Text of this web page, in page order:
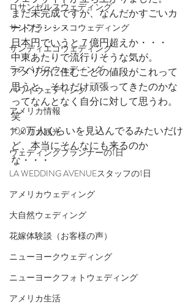
ロサンゼルスウェディング
サンフランシスコウェディング
サンディエゴウェディング
ラスベガスウェディング
ハワイウェディング
アメリカ情報
アメリカ観光
ウェディングプランナーの1日
LA WEDDING AVENUEスタッフの1日
アメリカウェディング
大自然ウェディング
花嫁体験談（お客様の声）
ニューヨークウェディング
ニューヨークフォトウェディング
アメリカ生活
まだ未完成ですが、なんだかすごいカ
ードだ・・・
日本円でいうと７億円超えか・・・
中東あたりで流行りそうな気が。
アメリカに住むことの値段がこれって
思うと、それだけ頑張ってきたのかな
ってなんとなく自分に対して思うわ。
笑
100万人くらいを見込んでるみたいだけ
ど、本当にそんなにも来るのか
な・・・